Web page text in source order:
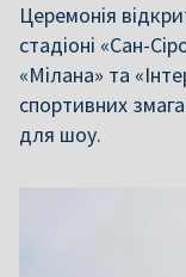
Церемонія
стадіоні «Сан-
«Мілана» та
спортивних
для шоу.